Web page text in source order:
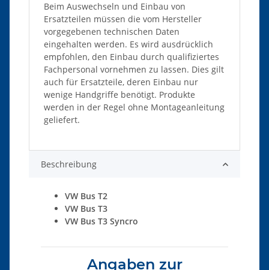
Beim Auswechseln und Einbau von
Ersatzteilen müssen die vom Hersteller
vorgegebenen technischen Daten
eingehalten werden. Es wird ausdrücklich
empfohlen, den Einbau durch qualifiziertes
Fachpersonal vornehmen zu lassen. Dies gilt
auch für Ersatzteile, deren Einbau nur
wenige Handgriffe benötigt. Produkte
werden in der Regel ohne Montageanleitung
geliefert.
Beschreibung
VW Bus T2
VW Bus T3
VW Bus T3 Syncro
Angaben zur